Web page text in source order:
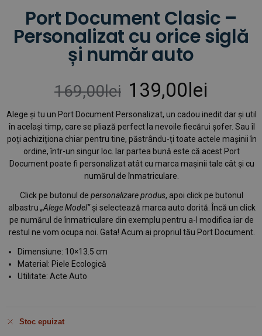
Port Document Clasic –
Personalizat cu orice siglă
și număr auto
169,00lei 139,00lei
Alege și tu un Port Document Personalizat, un cadou inedit dar și util
în același timp, care se pliază perfect la nevoile fiecărui șofer. Sau îl
poți achiziționa chiar pentru tine, păstrându-ți toate actele mașinii în
ordine, într-un singur loc. Iar partea bună este că acest Port
Document poate fi personalizat atât cu marca mașinii tale cât și cu
numărul de înmatriculare.
Click pe butonul de personalizare produs, apoi click pe butonul
albastru „Alege Model”și selectează marca auto dorită. Încă un click
pe numărul de înmatriculare din exemplu pentru a-l modifica iar de
restul ne vom ocupa noi. Gata! Acum ai propriul tău Port Document.
Dimensiune: 10×13.5 cm
Material: Piele Ecologică
Utilitate: Acte Auto
Stoc epuizat